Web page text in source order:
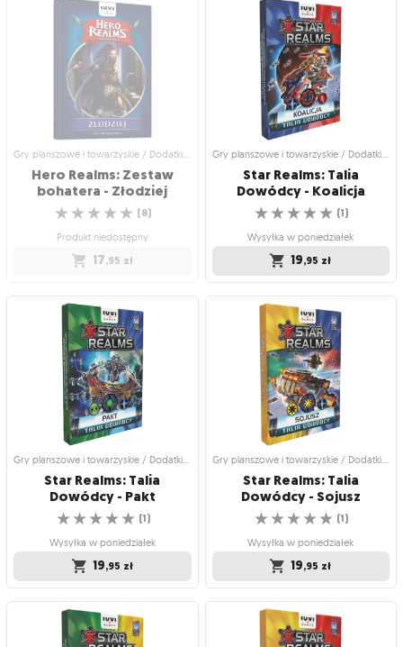
do gier
Hero Realms: Zestaw
bohatera - Tropiciel
Zestaw 15 kart zastępujących talię
personalną gracza
☆
☆
☆
☆ (8
Produkt niedostępny
17,95 zł
do gier
Hero Realms: Zestaw
bohatera - Wojownik
Zestaw 15 kart zastępujących talię
personalną gracza
☆
☆
☆
☆
☆ (7
Wysyłka w poniedziałek
Gry planszowe i towarzyskie / Dodatki do gier
Hero Realms: Zestaw
bohatera - Złodziej
☆
☆
☆
☆
☆ (8)
Produkt niedostępny
17,95 zł
Gry planszowe i towarzyskie / Dodatki
do gier
Hero Realms: Zestaw
bohatera - Złodziej
Zestaw 15 kart zastępujących talię
personalną gracza
☆
☆
☆
☆
☆ (8
Produkt niedostępny
Gry planszowe i towarzyskie / Dodatki do gier
Star Realms: Talia
Dowódcy - Koalicja
☆
☆
☆
☆
☆ (1)
Wysyłka w poniedziałek
19,95 zł
Gry planszowe i towarzyskie / Dodatki
do gier
Star Realms: Talia
Dowódcy - Koalicja
Rozszerz swoje imperium!
☆
☆
☆
☆
☆ (
Wysyłka w poniedziałek
19,95 zł
Gry planszowe i towarzyskie / Dodatki do gier
Star Realms: Talia
Dowódcy - Pakt
☆
☆
☆
☆
☆ (1)
Wysyłka w poniedziałek
19,95 zł
Gry planszowe i towarzyskie / Dodatki
do gier
Star Realms: Talia
Gry planszowe i towarzyskie / Dodatki do gier
Star Realms: Talia
Dowódcy - Sojusz
☆
☆
☆
☆
☆ (1)
Wysyłka w poniedziałek
19,95 zł
Gry planszowe i towarzyskie / Dodatki
do gier
Star Realms: Talia